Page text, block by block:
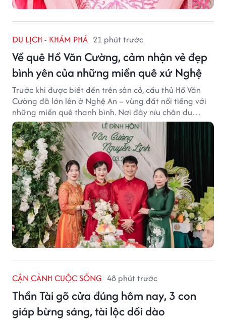
DU LỊCH - KHÁM PHÁ 21 phút trước
Về quê Hồ Văn Cường, cảm nhận vẻ đẹp
bình yên của những miền quê xứ Nghệ
Trước khi được biết đến trên sân cỏ, cầu thủ Hồ Văn
Cường đã lớn lên ở Nghệ An – vùng đất nổi tiếng với
những miền quê thanh bình. Nơi đây níu chân du
khách bằng cánh đồng xanh, làng quê yên ả và nhịp
sống chậm đầy bình yên.
CẬN CẢNH CUỘC SỐNG 48 phút trước
Thần Tài gõ cửa đúng hôm nay, 3 con
giáp bừng sáng, tài lộc dồi dào